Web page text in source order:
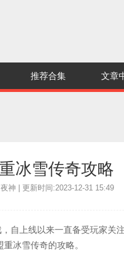
推荐合集 文章
冰雪传奇攻略
神 | 更新时间:2023-12-31 15:49
自上线以来一直备受玩家关
冰雪传奇的攻略。